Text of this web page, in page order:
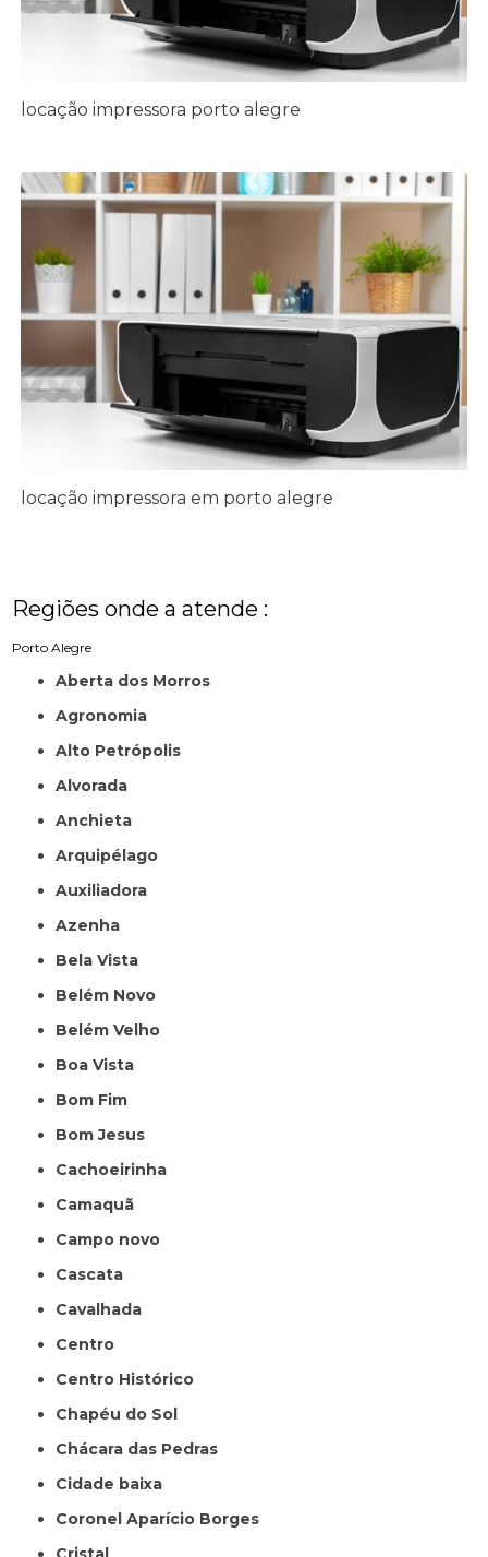
locação impressora porto alegre
locação impressora em porto alegre
Regiões onde a atende :
Porto Alegre
Aberta dos Morros
Agronomia
Alto Petrópolis
Alvorada
Anchieta
Arquipélago
Auxiliadora
Azenha
Bela Vista
Belém Novo
Belém Velho
Boa Vista
Bom Fim
Bom Jesus
Cachoeirinha
Camaquã
Campo novo
Cascata
Cavalhada
Centro
Centro Histórico
Chapéu do Sol
Chácara das Pedras
Cidade baixa
Coronel Aparício Borges